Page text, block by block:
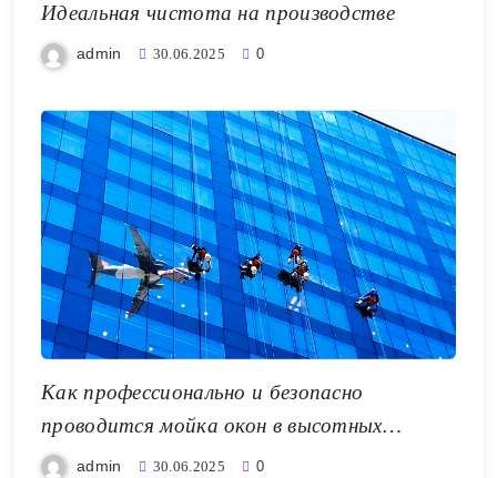
Идеальная чистота на производстве
admin 30.06.2025 0
Как профессионально и безопасно
проводится мойка окон в высотных
зданиях
admin 30.06.2025 0